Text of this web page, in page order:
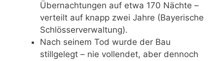
Übernachtungen auf etwa 170 Nächte –
verteilt auf knapp zwei Jahre (Bayerische
Schlösserverwaltung).
Nach seinem Tod wurde der Bau
stillgelegt – nie vollendet, aber dennoch